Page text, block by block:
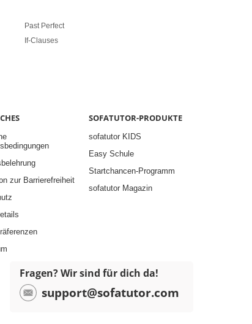
Past Perfect
If-Clauses
zur Barrierefreiheit
SOFATUTOR-PRODUKTE
sofatutor KIDS
Easy Schule
Startchancen-Programm
sofatutor Magazin
Fragen? Wir sind für dich da!
support@sofatutor.com